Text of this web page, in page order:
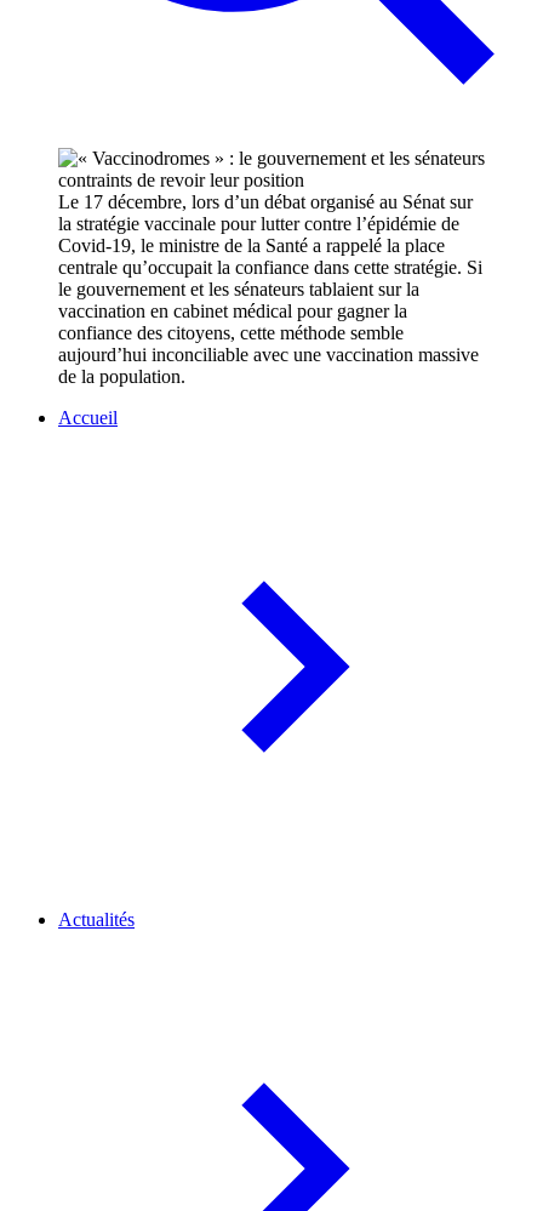
Le 17 décembre, lors d’un débat organisé au Sénat sur
la stratégie vaccinale pour lutter contre l’épidémie de
Covid-19, le ministre de la Santé a rappelé la place
centrale qu’occupait la confiance dans cette stratégie. Si
le gouvernement et les sénateurs tablaient sur la
vaccination en cabinet médical pour gagner la
confiance des citoyens, cette méthode semble
aujourd’hui inconciliable avec une vaccination massive
de la population.
Accueil
Actualités